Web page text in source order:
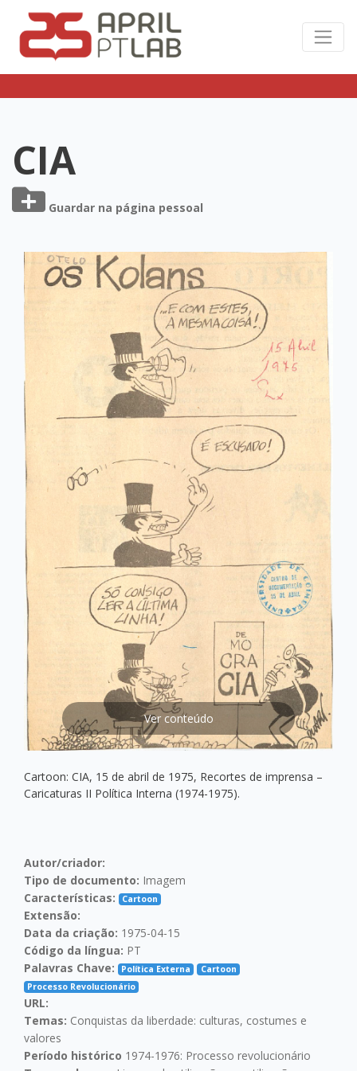
CIA
Guardar na página pessoal
Ver conteúdo
Cartoon: CIA, 15 de abril de 1975, Recortes de imprensa –
Caricaturas II Política Interna (1974-1975).
Autor/criador:
Tipo de documento: Imagem
Características:
Cartoon
Extensão:
Data da criação: 1975-04-15
Código da língua: PT
Palavras Chave:
Política Externa
Cartoon
Processo Revolucionário
URL:
Temas: Conquistas da liberdade: culturas, costumes e
valores
Período histórico 1974-1976: Processo revolucionário